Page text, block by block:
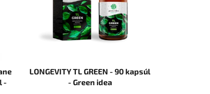
-
LONGEVITY TL GREEN - 90 kapsúl
- Green idea